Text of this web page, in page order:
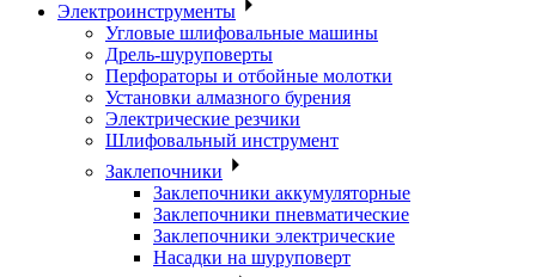
Электроинструменты
Угловые шлифовальные машины
Дрель-шуруповерты
Перфораторы и отбойные молотки
Установки алмазного бурения
Электрические резчики
Шлифовальный инструмент
Заклепочники
Заклепочники аккумуляторные
Заклепочники пневматические
Заклепочники электрические
Насадки на шуруповерт